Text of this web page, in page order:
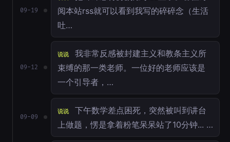
09-19
阅本站rss就可以看到我写的碎碎念（生活
吐…
09-12
说说
我非常反感被封建主义和教条主义所
束缚的那一类老师。一位好的老师应该是
一个引导者，…
09-09
说说
下午数学差点困死，突然被叫到讲台
上做题，愣是拿着粉笔呆呆站了10分钟... …